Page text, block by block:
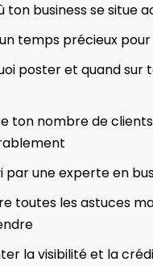
ton business se situe
temps précieux
poster et quand sur
ton nombre de clients
par une experte en
toutes les astuces
la visibilité et la